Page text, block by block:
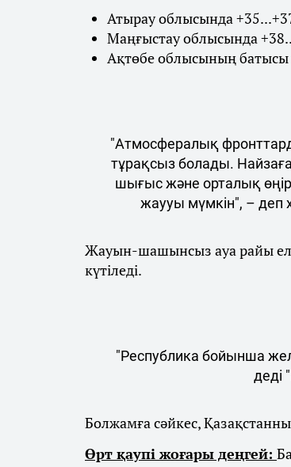
Атырау облысында
Маңғыстау облысында
Ақтөбе облысының батысы
"Атмосфералық
тұрақсыз болады.
шығыс және орталық
жаууы мүмкін", – деп
Жауын-шашынсыз ауа райы
күтіледі.
"Республика бойынша
деді
Болжамға сәйкес,
Өрт қаупі жоғары деңгей: